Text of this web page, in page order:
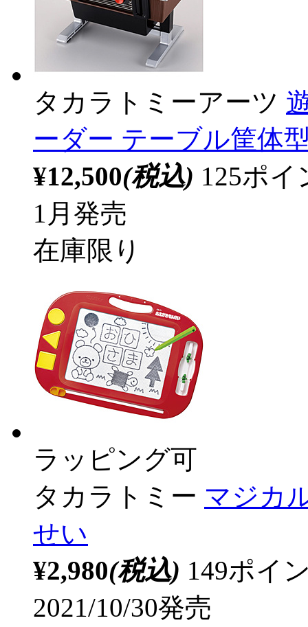
タカラトミーアーツ
ーダー テーブル筐体
¥12,500(税込) 125ポ
1月発売
在庫限り
ラッピング可
タカラトミー マジカ
せい
¥2,980(税込) 149ポイ
2021/10/30発売